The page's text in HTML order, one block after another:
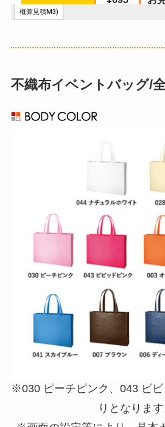
不織布イベントバッグ/
※030 ピーチピンク、043 ビ
りとなります